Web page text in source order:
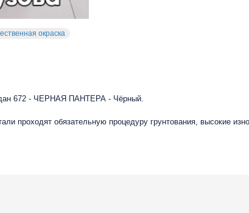
окраска
672 - ЧЕРНАЯ ПАНТЕРА - Чёрный.
проходят обязательную процедуру грунтования, высокие